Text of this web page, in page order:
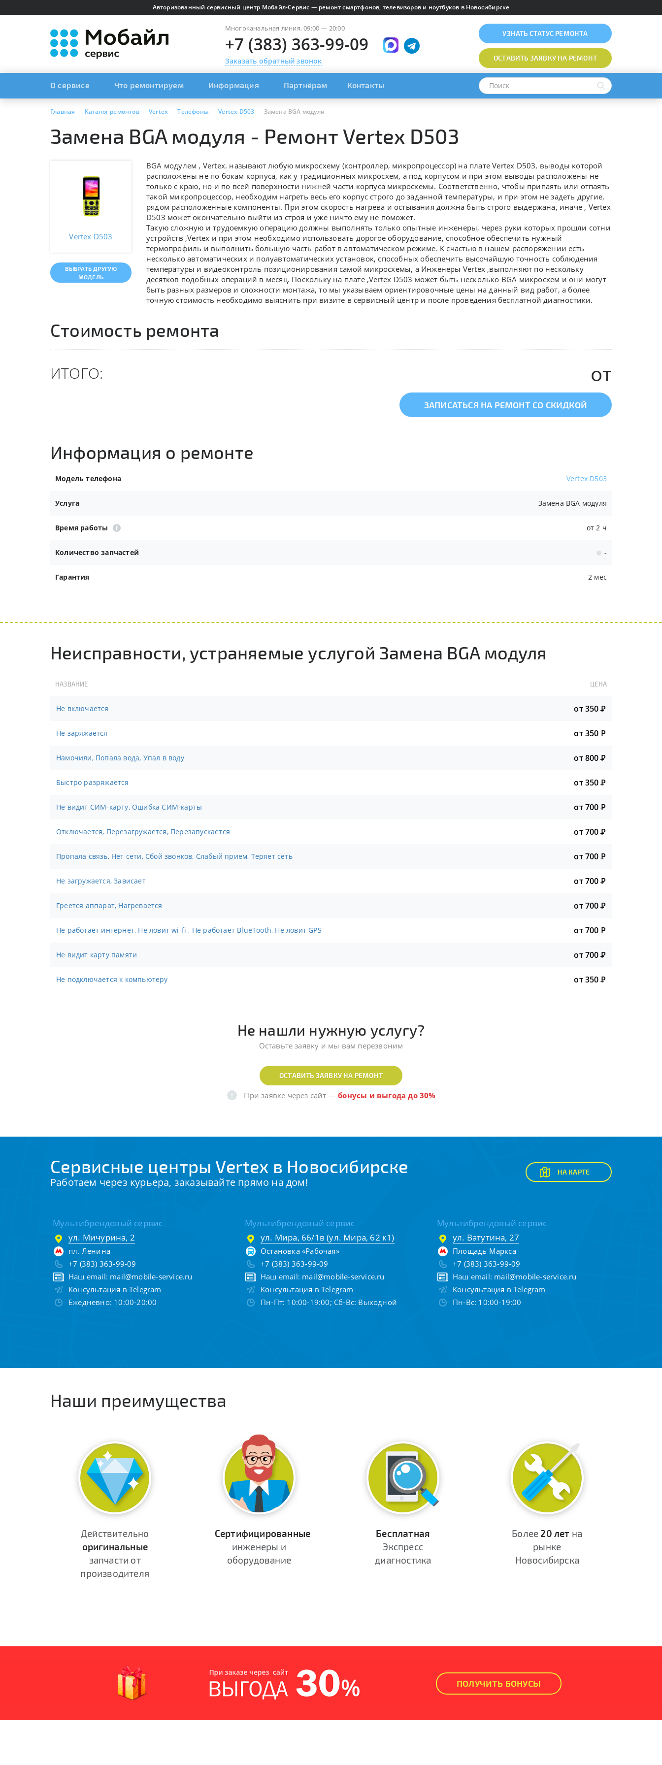
Авторизованный сервисный центр Мобайл-Сервис — ремонт смартфонов, телевизоров и ноутбуков в Новосибирске
Многоканальная линия, 09:00 — 20:00
+7 (383) 363-99-09
Заказать обратный звонок
УЗНАТЬ СТАТУС РЕМОНТА
ОСТАВИТЬ ЗАЯВКУНА РЕМОНТ
О сервисе Что ремонтируем Информация Партнёрам Контакты
Главная Каталог ремонтов Vertex Телефоны Vertex D503 Замена BGA модуля
Замена BGA модуля - Ремонт Vertex D503
Vertex D503
ВЫБРАТЬ ДРУГУЮ
МОДЕЛЬ
BGA модулем , Vertex. называют любую микросхему (контроллер, микропроцессор) на платеVertex D503, выводы которой
расположены не по бокам корпуса, как у традиционных микросхем, а под корпусом и при этом выводы расположены не
только с краю, но и по всей поверхности нижней части корпуса микросхемы. Соответственно, чтобы припаять или отпаять
такой микропроцессор, необходим нагреть весь его корпус строго до заданной температуры, и при этом не задеть другие,
рядом расположенные компоненты. При этом скорость нагрева и остывания должна быть строго выдержана, иначе , Vertex
D503 может окончательно выйти из строя и уже ничто ему не поможет.
Такую сложную и трудоемкую операцию должны выполнять только опытные инженеры, через руки которых прошли сотни
устройств ,Vertex и при этом необходимо использовать дорогое оборудование, способное обеспечить нужный
термопрофиль и выполнить большую часть работ в автоматическом режиме. К счастью в нашем распоряжении есть
несколько автоматических и полуавтоматических установок, способных обеспечить высочайшую точность соблюдения
температуры и видеоконтроль позиционирования самой микросхемы, а Инженеры Vertex ,выполняют по нескольку
десятков подобных операций в месяц. Поскольку на плате ,Vertex D503 может быть несколько BGA микросхем и они могут
быть разных размеров и сложности монтажа, то мы указываем ориентировочные цены на данный вид работ, а более
точную стоимость необходимо выяснить при визите в сервисный центр и после проведения бесплатной диагностики.
Стоимость ремонта
ИТОГО: от
ЗАПИСАТЬСЯ НА РЕМОНТ СО СКИДКОЙ
Информация о ремонте
Модель телефона Vertex D503
Услуга Замена BGA модуля
Время работы от 2 ч
Количество запчастей -
Гарантия 2 мес
Неисправности, устраняемые услугой Замена BGA модуля
НАЗВАНИЕ ЦЕНА
Не включается от 350Р
Не заряжается от 350Р
Намочили, Попала вода, Упал в воду от 800Р
Быстро разряжается от 350Р
Не видит СИМ-карту, Ошибка СИМ-карты от 700Р
Отключается, Перезагружается, Перезапускается от 700Р
Пропала связь, Нет сети, Сбой звонков, Слабый прием, Теряет сеть от 700Р
Не загружается, Зависает от 700Р
Греется аппарат, Нагревается от 700Р
Не работает интернет, Не ловит wi-fi , Не работает BlueTooth, Не ловит GPS от 700Р
Не видит карту памяти от 700Р
Не подключается к компьютеру от 350Р
Не нашли нужную услугу?
Оставьте заявку и мы вам перезвоним
ОСТАВИТЬ ЗАЯВКУ НА РЕМОНТ
При заявке через сайт —бонусы и выгода до 30%
Сервисные центры Vertex в Новосибирске
Работаем через курьера, заказывайте прямо на дом!
НА КАРТЕ
Мультибрендовый сервис
ул. Мичурина, 2
пл. Ленина
+7 (383) 363-99-09
Наш email: mail@mobile-service.ru
Консультация в Telegram
Ежедневно: 10:00-20:00
Мультибрендовый сервис
ул. Мира, 66/1в (ул. Мира, 62 к1)
Остановка «Рабочая»
+7 (383) 363-99-09
Наш email: mail@mobile-service.ru
Консультация в Telegram
Пн-Пт: 10:00-19:00; Сб-Вс: Выходной
Мультибрендовый сервис
ул. Ватутина, 27
Площадь Маркса
+7 (383) 363-99-09
Наш email: mail@mobile-service.ru
Консультация в Telegram
Пн-Вс: 10:00-19:00
Наши преимущества
Действительно
оригинальные
запчасти от
производителя
Сертифицированные
инженеры и
оборудование
Бесплатная
Экспресс
диагностика
Более 20 лет на
рынке
Новосибирска
ПОЛУЧИТЬ БОНУСЫ